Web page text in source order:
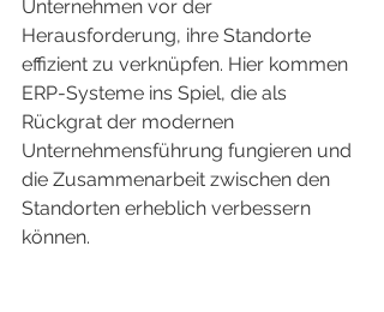
Unternehmen vor der
Herausforderung, ihre Standorte
effizient zu verknüpfen. Hier kommen
ERP-Systeme ins Spiel, die als
Rückgrat der modernen
Unternehmensführung fungieren und
die Zusammenarbeit zwischen den
Standorten erheblich verbessern
können.